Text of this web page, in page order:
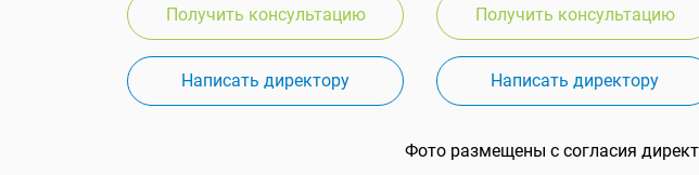
Получить консультацию
Написать директору
Получить консультацию
Написать директору
Фото размещены с согласия